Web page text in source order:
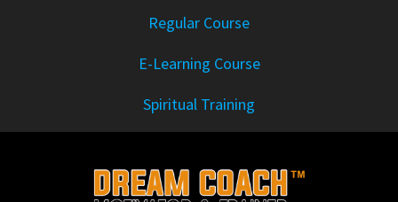
Regular Course
E-Learning Course
Spiritual Training